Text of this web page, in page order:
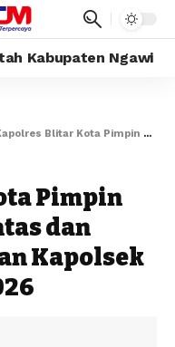
Kabupaten Ngawi
Blitar Kota Pimpin Sertijab Kasat Lantas dan Penyerahan Jabatan Kapolsek Ponggok Tahun 2026
Pimpin
dan
Kapolsek